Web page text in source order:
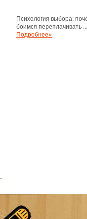
Психология выбора:
боимся переплачивать ...
Подробнее»